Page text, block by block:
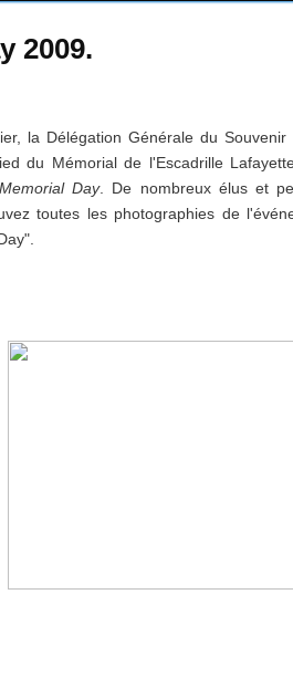
2009.
la Délégation Générale du
du Mémorial de l'Escadrille
Memorial Day. De nombreux élus et
toutes les photographies de